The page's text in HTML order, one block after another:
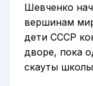
Шевченко
вершинам
дети СССР
дворе, пока
скауты